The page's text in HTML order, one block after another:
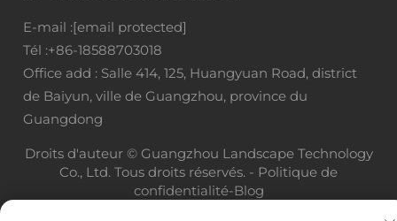
E-mail :[email protected]
Tél :+86-18588703018
Office add : Salle 414, 125, Huangyuan Road, district
de Baiyun, ville de Guangzhou, province du
Guangdong
Droits d'auteur © Guangzhou Landscape Technology
Co., Ltd. Tous droits réservés. - Politique de
confidentialité-Blog